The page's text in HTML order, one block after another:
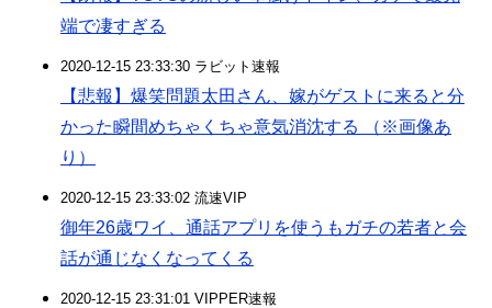
端で凄すぎる
2020-12-15 23:33:30 ラビット速報
【悲報】爆笑問題太田さん、嫁がゲストに来ると分
かった瞬間めちゃくちゃ意気消沈する （※画像あ
り）
2020-12-15 23:33:02 流速VIP
御年26歳ワイ、通話アプリを使うもガチの若者と会
話が通じなくなってくる
2020-12-15 23:31:01 VIPPER速報